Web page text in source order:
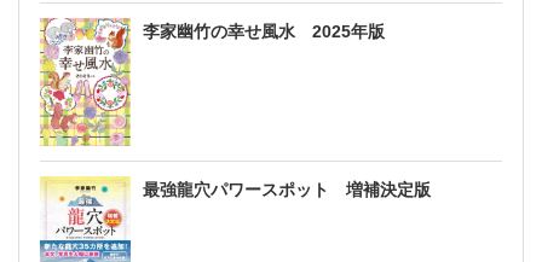
李家幽竹の幸せ風水 2025年版
最強龍穴パワースポット 増補決定版